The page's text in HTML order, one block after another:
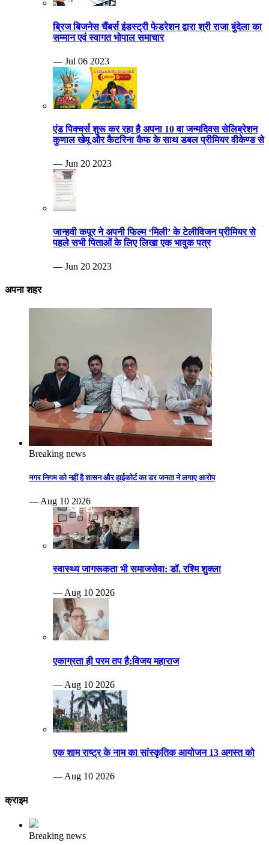
ब्रिज बिजनेस चैंबर्स इंडस्ट्री फेडरेशन द्वारा श्री राजा बुंदेला का
सम्मान एवं स्वागत भोपाल समाचार
— Jul 06 2023
एंड पिक्चर्स शुरू कर रहा है अपना 10 वा जन्मदिवस सेलिब्रेशन
कुणाल खेमू और कैटरिना कैफ के साथ डबल प्रीमियर वीकेण्ड से
— Jun 20 2023
जान्हवी कपूर ने अपनी फिल्म ‘मिली’ के टेलीविजन प्रीमियर से
पहले सभी पिताओं के लिए लिखा एक भावुक पत्र
— Jun 20 2023
अपना शहर
Breaking news
नगर निगम को नहीं है शासन और हाईकोर्ट का डर जनता ने लगाए आरोप
— Aug 10 2026
स्वास्थ्य जागरूकता भी समाजसेवा: डॉ. रश्मि शुक्ला
— Aug 10 2026
एकाग्रता ही परम तप है:विजय महाराज
— Aug 10 2026
एक शाम राष्ट्र के नाम का सांस्कृतिक आयोजन 13 अगस्त को
— Aug 10 2026
क्राइम
Breaking news